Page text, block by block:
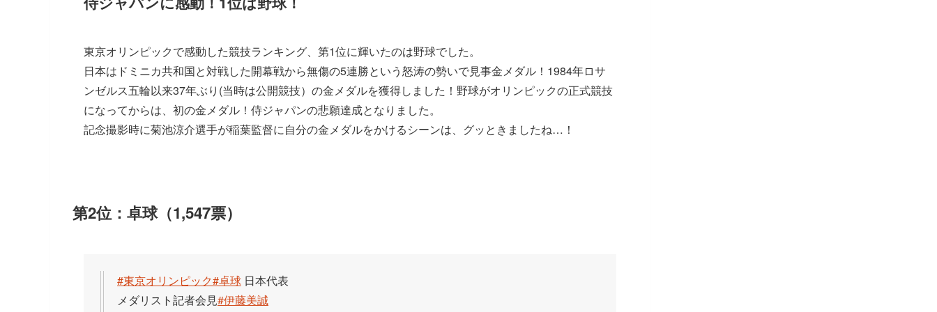
東京オリンピックで感動した競技ランキング、第1位に輝いたのは野球でした。
日本はドミニカ共和国と対戦した開幕戦から無傷の5連勝という怒涛の勢いで見事金メダル！1984年ロサ
ンゼルス五輪以来37年ぶり(当時は公開競技）の金メダルを獲得しました！野球がオリンピックの正式競技
になってからは、初の金メダル！侍ジャパンの悲願達成となりました。
記念撮影時に菊池涼介選手が稲葉監督に自分の金メダルをかけるシーンは、グッときましたね…！
第2位：卓球（1,547票）
#東京オリンピック#卓球 日本代表
メダリスト記者会見#伊藤美誠